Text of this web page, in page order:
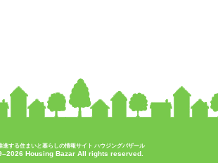
進する住まいと暮らしの情報サイト ハウジングバザール
Housing Bazar All rights reserved.